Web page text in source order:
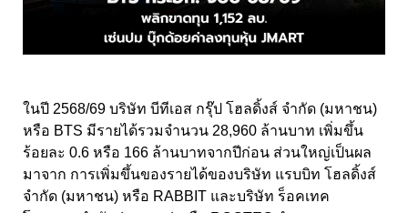
ในปี 2568/69 บริษัท บีทีเอส กรุ๊ป โฮลดิ้งส์ จำกัด (มหาชน)
หรือ BTS มีรายได้รวมจำนวน 28,960 ล้านบาท เพิ่มขึ้น
ร้อยละ 0.6 หรือ 166 ล้านบาทจากปีก่อน ส่วนใหญ่เป็นผล
มาจาก การเพิ่มขึ้นของรายได้ของบริษัท แรบบิท โฮลดิ้งส์
จำกัด (มหาชน) หรือ RABBIT และบริษัท ร็อคเทค